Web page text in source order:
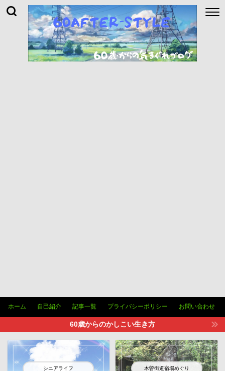
ホーム 自己紹介 記事一覧 プライバシーポリシー お問い合わせ
60歳からのかしこい生き方
シニアライフ 木曽街道宿場めぐり